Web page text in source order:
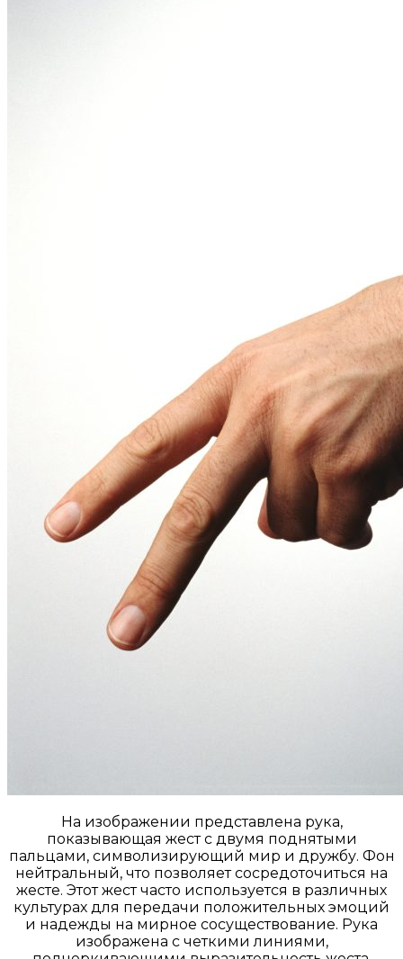
На изображении представлена рука,
показывающая жест с двумя поднятыми
пальцами, символизирующий мир и дружбу. Фон
нейтральный, что позволяет сосредоточиться на
жесте. Этот жест часто используется в различных
культурах для передачи положительных эмоций
и надежды на мирное сосуществование. Рука
изображена с четкими линиями,